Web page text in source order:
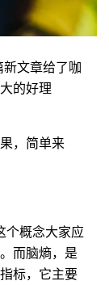
文章给了咖
的好理
，简单来
概念大家应
而脑熵，是
标，它主要